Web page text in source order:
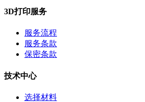
3D打印服务
服务流程
服务条款
保密条款
技术中心
选择材料